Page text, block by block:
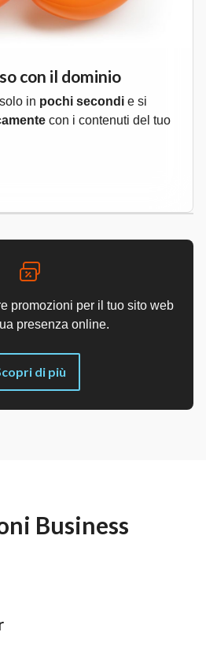
con il dominio
in pochi secondi e si
con i contenuti del tuo
promozioni per il tuo sito web
presenza online.
di più
Business